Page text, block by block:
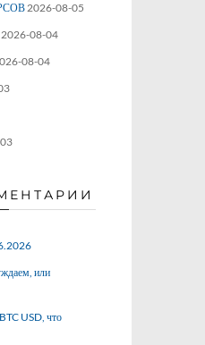
2026-08-05
2026-08-04
08-04
или
BTC USD, что